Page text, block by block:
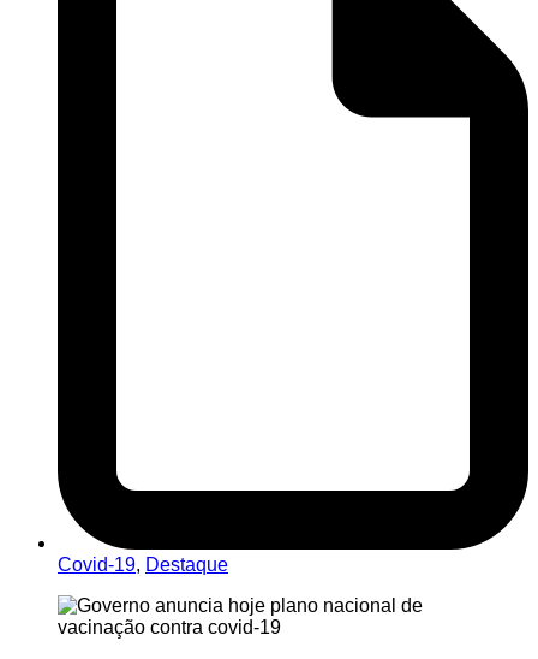
Covid-19, Destaque